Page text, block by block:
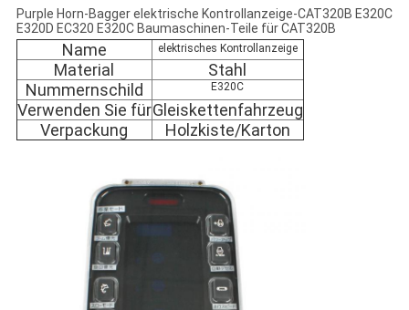
Purple Horn-Bagger elektrische Kontrollanzeige-CAT320B E320C
E320D EC320 E320C Baumaschinen-Teile für CAT320B
Name elektrisches Kontrollanzeige
Material
Stahl
Nummernschild
E320C
Verwenden Sie fürGleiskettenfahrzeug
Verpackung
Holzkiste/Karton